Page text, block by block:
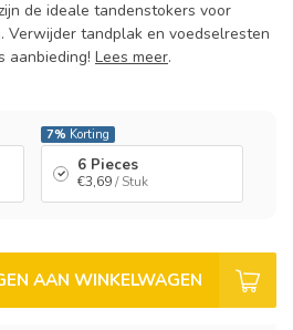
de ideale tandenstokers voor
Verwijder tandplak en voedselresten
aanbieding! Lees meer.
7% Korting
6 Pieces
€3,69/ Stuk
AAN WINKELWAGEN